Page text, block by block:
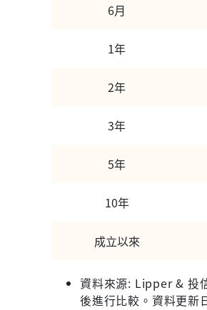
6月
1年
2年
3年
5年
10年
成立以來
資料來源: Lipper & 投
後進行比較。資料更新